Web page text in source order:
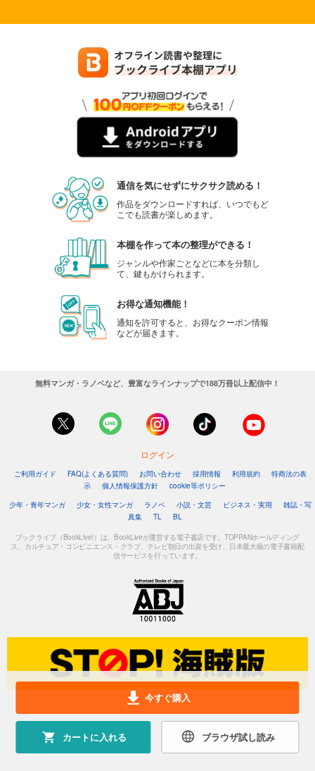
今すぐ購入
カートに入れる ブラウザ試し読み
通信を気にせずにサクサク読める！
作品をダウンロードすれば、いつでもど
こでも読書が楽しめます。
本棚を作って本の整理ができる！
ジャンルや作家ごとなどに本を分類し
て、鍵もかけられます。
お得な通知機能！
通知を許可すると、お得なクーポン情報
などが届きます。
無料マンガ・ラノベなど、豊富なラインナップで188万冊以上配信中！
ログイン
ご利用ガイド FAQ(よくある質問) お問い合わせ 採用情報 利用規約
特商法の表
示
個人情報保護方針
cookie等ポリシー
少年・青年マンガ
少女・女性マンガ ラノベ 小説・文芸 ビジネス・実用
雑誌・写
真集
TL BL
ブックライブ（BookLive!）は、BookLiveが運営する電子書店です。TOPPANホールディング
ス、カルチュア・コンビニエンス・クラブ、テレビ朝日の出資を受け、日本最大級の電子書籍配
信サービスを行っています。